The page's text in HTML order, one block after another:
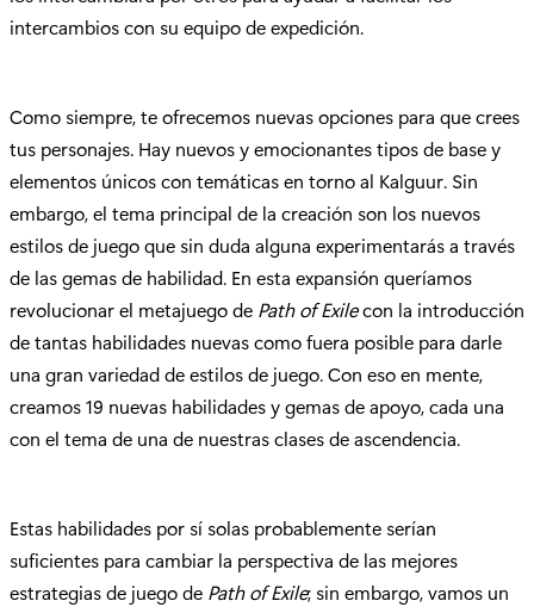
intercambios con su equipo de expedición.
Como siempre, te ofrecemos nuevas opciones para que crees
tus personajes. Hay nuevos y emocionantes tipos de base y
elementos únicos con temáticas en torno al Kalguur. Sin
embargo, el tema principal de la creación son los nuevos
estilos de juego que sin duda alguna experimentarás a través
de las gemas de habilidad. En esta expansión queríamos
revolucionar el metajuego de Path of Exilecon la introducción
de tantas habilidades nuevas como fuera posible para darle
una gran variedad de estilos de juego. Con eso en mente,
creamos 19 nuevas habilidades y gemas de apoyo, cada una
con el tema de una de nuestras clases de ascendencia.
Estas habilidades por sí solas probablemente serían
suficientes para cambiar la perspectiva de las mejores
estrategias de juego de Path of Exile; sin embargo, vamos un